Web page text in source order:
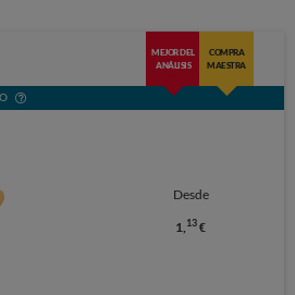
MEJOR DEL
ANÁLISIS
COMPRA
MAESTRA
Desde
1, 13 €